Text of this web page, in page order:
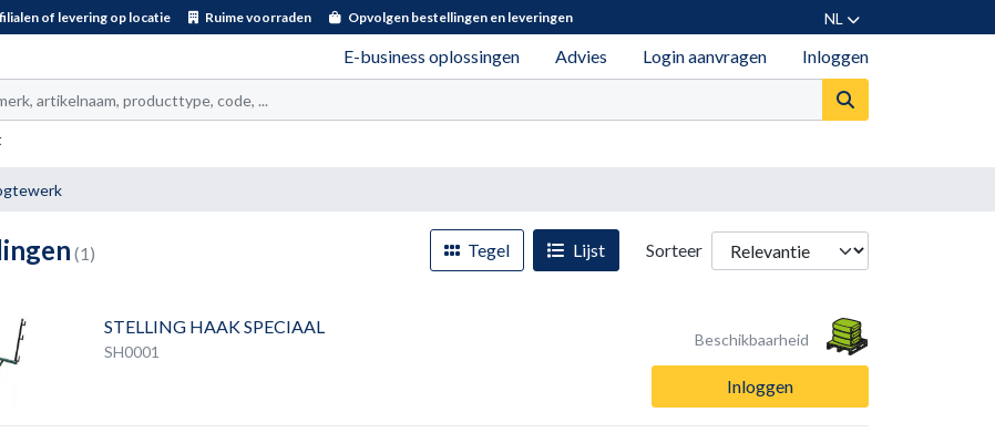
of levering op locatie Ruime voorraden Opvolgen bestellingen en leveringen NL
E-business oplossingen Advies Login aanvragen Inloggen
(1) Tegel Lijst Sorteer
STELLING HAAK SPECIAAL
SH0001
Beschikbaarheid
Inloggen